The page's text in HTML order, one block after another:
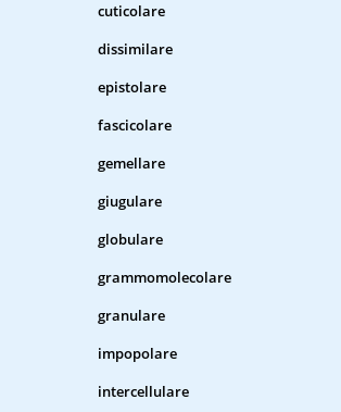
cuticolare
dissimilare
epistolare
fascicolare
gemellare
giugulare
globulare
grammomolecolare
granulare
impopolare
intercellulare